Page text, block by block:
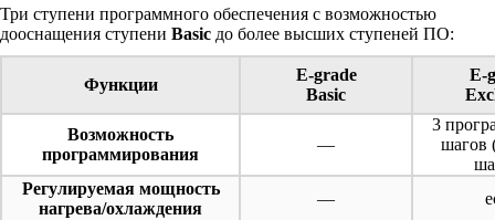
Три ступени программного обеспечения с возможностью
дооснащения ступени Basic до более высших ступеней ПО:
Функции
E-grade
Basic
E-
Возможность
программирования
―
3
шагов
Регулируемая мощность
нагрева/охлаждения
―